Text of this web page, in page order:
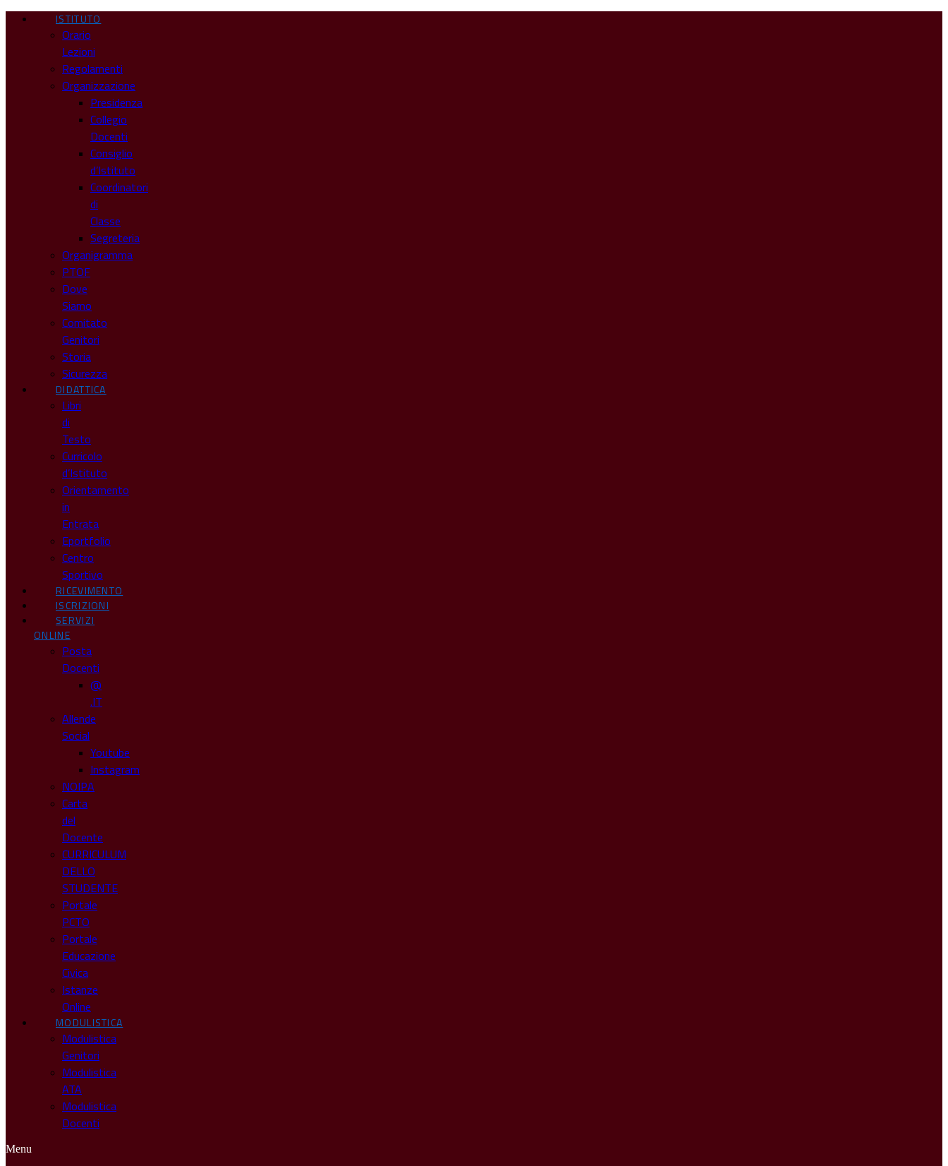
ISTITUTO
Orario
Lezioni
Regolamenti
Organizzazione
Presidenza
Collegio
Docenti
Consiglio
d’Istituto
Coordinatori
di
Classe
Segreteria
Organigramma
PTOF
Dove
Siamo
Comitato
Genitori
Storia
Sicurezza
DIDATTICA
Libri
di
Testo
Curricolo
d’Istituto
Orientamento
in
Entrata
Eportfolio
Centro
Sportivo
RICEVIMENTO
ISCRIZIONI
SERVIZI
ONLINE
Posta
Docenti
@
.IT
Allende
Social
Youtube
Instagram
NOIPA
Carta
del
Docente
CURRICULUM
DELLO
STUDENTE
Portale
PCTO
Portale
Educazione
Civica
Istanze
Online
MODULISTICA
Modulistica
Genitori
Modulistica
ATA
Modulistica
Docenti
Menu